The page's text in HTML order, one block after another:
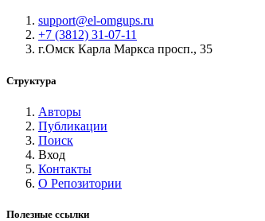
support@el-omgups.ru
+7 (3812) 31-07-11
г.Омск Карла Маркса просп., 35
Структура
Авторы
Публикации
Поиск
Вход
Контакты
О Репозитории
Полезные ссылки